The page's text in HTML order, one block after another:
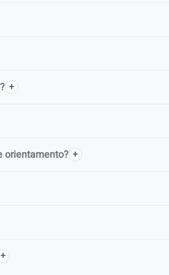
orientamento?